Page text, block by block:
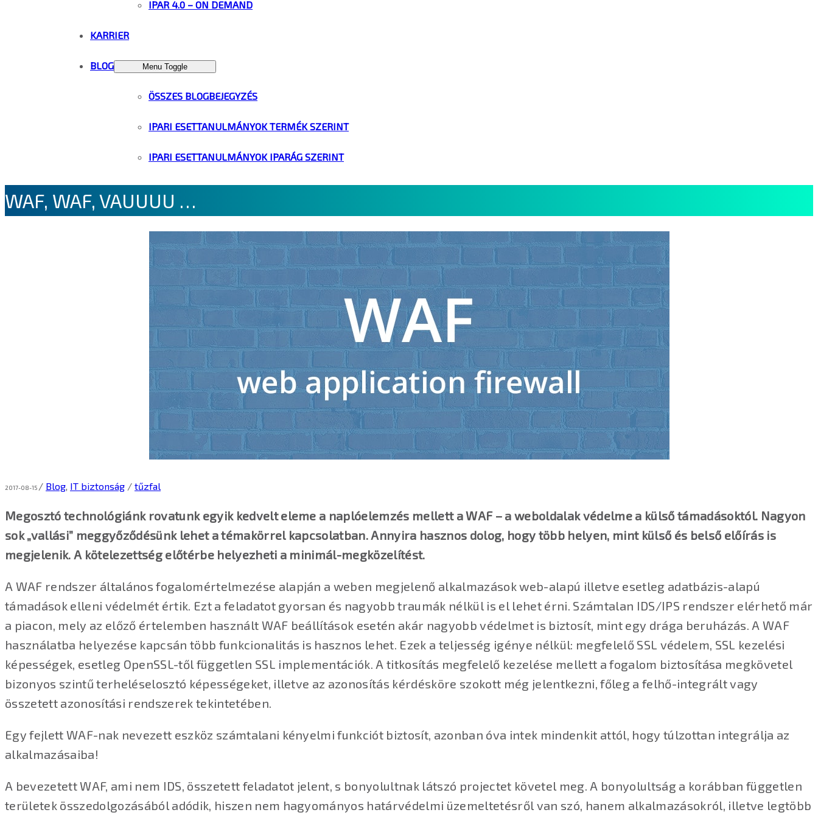
IPAR 4.0 – ON DEMAND
KARRIER
BLOG Menu Toggle
ÖSSZES BLOGBEJEGYZÉS
IPARI ESETTANULMÁNYOK TERMÉK SZERINT
IPARI ESETTANULMÁNYOK IPARÁG SZERINT
WAF, WAF, VAUUUU …
2017-08-15 / Blog, IT biztonság / tűzfal
Megosztó technológiánk rovatunk egyik kedvelt eleme a naplóelemzés mellett a WAF – a weboldalak védelme a külső támadásoktól. Nagyon
sok „vallási” meggyőződésünk lehet a témakörrel kapcsolatban. Annyira hasznos dolog, hogy több helyen, mint külső és belső előírás is
megjelenik. A kötelezettség előtérbe helyezheti a minimál-megközelítést.
A WAF rendszer általános fogalomértelmezése alapján a weben megjelenő alkalmazások web-alapú illetve esetleg adatbázis-alapú
támadások elleni védelmét értik. Ezt a feladatot gyorsan és nagyobb traumák nélkül is el lehet érni. Számtalan IDS/IPS rendszer elérhető már
a piacon, mely az előző értelemben használt WAF beállítások esetén akár nagyobb védelmet is biztosít, mint egy drága beruházás. A WAF
használatba helyezése kapcsán több funkcionalitás is hasznos lehet. Ezek a teljesség igénye nélkül: megfelelő SSL védelem, SSL kezelési
képességek, esetleg OpenSSL-től független SSL implementációk. A titkosítás megfelelő kezelése mellett a fogalom biztosítása megkövetel
bizonyos szintű terheléselosztó képességeket, illetve az azonosítás kérdésköre szokott még jelentkezni, főleg a felhő-integrált vagy
összetett azonosítási rendszerek tekintetében.
Egy fejlett WAF-nak nevezett eszköz számtalani kényelmi funkciót biztosít, azonban óva intek mindenkit attól, hogy túlzottan integrálja az
alkalmazásaiba!
A bevezetett WAF, ami nem IDS, összetett feladatot jelent, s bonyolultnak látszó projectet követel meg. A bonyolultság a korábban független
területek összedolgozásából adódik, hiszen nem hagyományos határvédelmi üzemeltetésről van szó, hanem alkalmazásokról, illetve legtöbb